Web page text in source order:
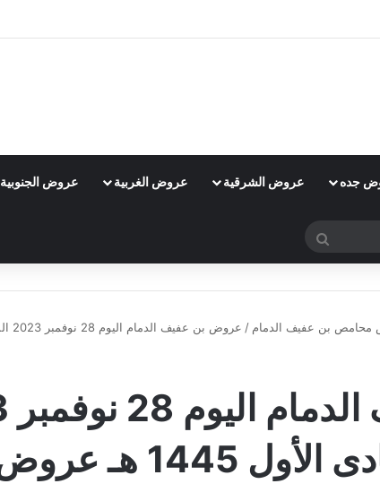
جده عروض الشرقية عروض الغربية عروض الجنوبية
بحث
بن عفيف الدمام / عروض بن عفيف الدمام اليوم 28 نوفمبر 2023 الموافق 14 جمادى الأول 1445 هـ عروض قوية
1445 هـ عروض قوية